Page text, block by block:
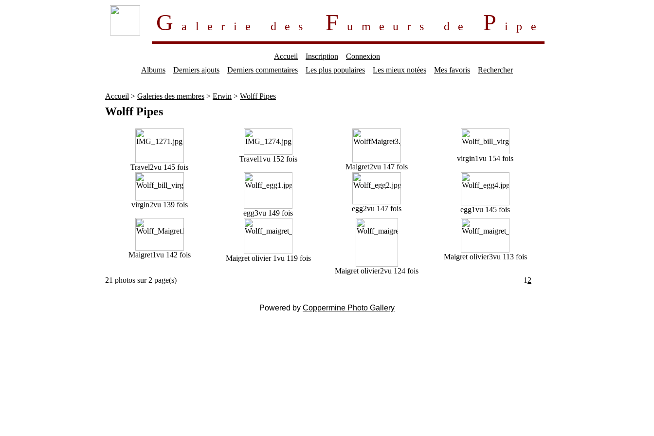
Galerie des Fumeurs de P ipe
Accueil Inscription
Connexion
Albums
Derniers ajouts Derniers commentaires Les plus populaires Les mieux notées Mes favoris Rechercher
Accueil > Galeries des membres > Erwin > Wolff Pipes
Wolff Pipes
Travel2vu 145 fois
Travel1vu 152 fois
Maigret2vu 147 fois
virgin1vu 154 fois
virgin2vu 139 fois
egg3vu 149 fois
egg2vu 147 fois egg1vu 145 fois
Maigret1vu 142 fois Maigret olivier 1vu 119 fois
Maigret olivier2vu 124 fois
Maigret olivier3vu 113 fois
21 photos sur 2 page(s) 1 2
Powered by Coppermine Photo Gallery